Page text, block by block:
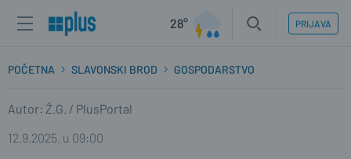
28° PRIJAVA
POČETNA SLAVONSKI BROD GOSPODARSTVO
Autor: Ž.G. / PlusPortal
12.9.2025. u 09:00